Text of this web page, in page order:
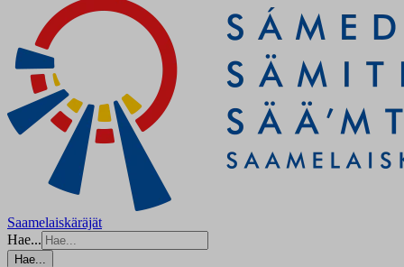
Saamelaiskäräjät
Hae...
Hae...